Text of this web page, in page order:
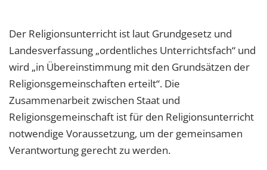
Der Religionsunterricht ist laut Grundgesetz und
Landesverfassung „ordentliches Unterrichtsfach“ und
wird „in Übereinstimmung mit den Grundsätzen der
Religionsgemeinschaften erteilt“. Die
Zusammenarbeit zwischen Staat und
Religionsgemeinschaft ist für den Religionsunterricht
notwendige Voraussetzung, um der gemeinsamen
Verantwortung gerecht zu werden.